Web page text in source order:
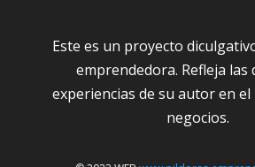
Este es un proyecto
emprendedora. Refleja las
experiencias de su autor en
negocios.